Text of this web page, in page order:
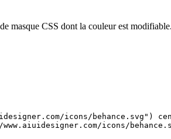
masque CSS dont la couleur est modifiable.
icons/behance.svg")
icons/